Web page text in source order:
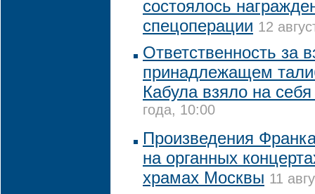
состоялось
спецоперации 12
Ответственность за
принадлежащем
Кабула взяло на
года, 10:00
Произведения
на органных
храмах Москвы 11